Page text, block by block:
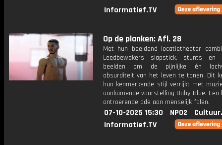
Informatief.TV
Op de planken: Afl. 28
Met hun beeldend locatietheater
Leedbewakers slapstick, stunts en
beelden om de pijnlijke én
absurditeit van het leven te tonen. Dit
hun kenmerkende stijl verrijkt met
aankomende voorstelling Baby Blue. Een
ontroerende ode aan menselijk falen.
07-10-2025 15:30 NPO2
Informatief.TV